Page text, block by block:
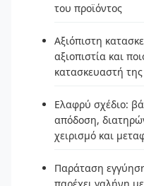
του προϊόντος
Αξιόπιστη
αξιοπιστία και
κατασκευαστή
Ελαφρύ σχέδιο:
απόδοση,
χειρισμό και
Παράταση